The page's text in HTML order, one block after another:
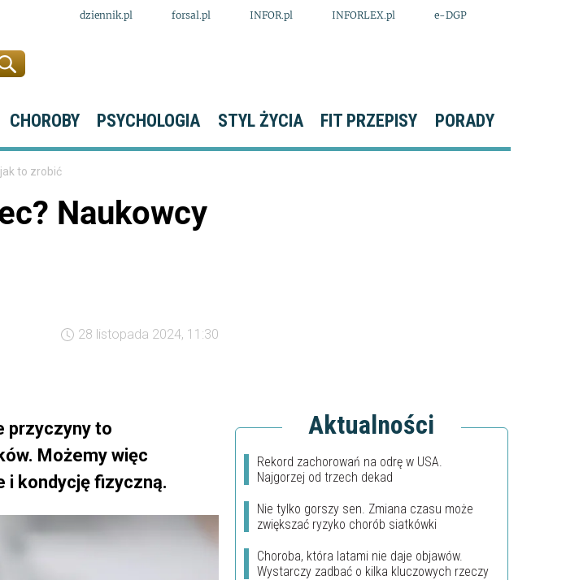
dziennik.pl forsal.pl INFOR.pl INFORLEX.pl e-DGP
CHOROBY PSYCHOLOGIA STYL ŻYCIA FIT PRZEPISY PORADY
to zrobić
Naukowcy
28 listopada 2024, 11:30
przyczyny to
Możemy więc
i kondycję fizyczną.
Aktualności
Rekord zachorowań na odrę w USA.
Najgorzej od trzech dekad
Nie tylko gorszy sen. Zmiana czasu może
zwiększać ryzyko chorób siatkówki
Choroba, która latami nie daje objawów.
Wystarczy zadbać o kilka kluczowych rzeczy